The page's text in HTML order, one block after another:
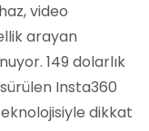
video
arayan
149 dolarlık
Insta360
dikkat